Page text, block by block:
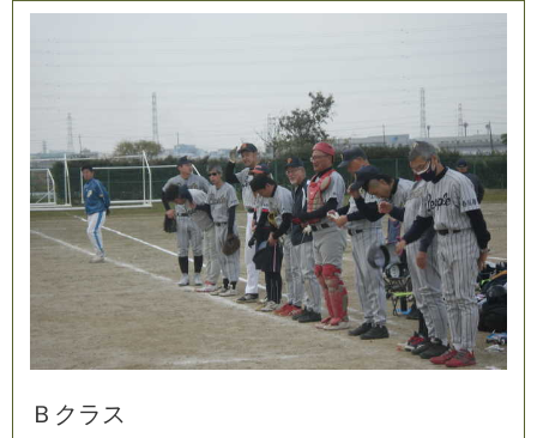
Ｂ ク ラ ス